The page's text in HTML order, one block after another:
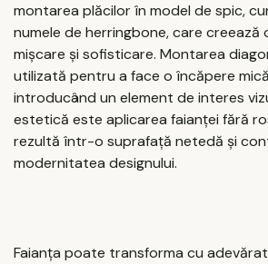
montarea plăcilor în model de spic,
numele de herringbone, care creează
mișcare și sofisticare. Montarea
utilizată pentru a face o încăpere
introducând un element de interes
estetică este aplicarea faianței fără
rezultă într-o suprafață netedă și
modernitatea designului.
Faianța poate transforma cu